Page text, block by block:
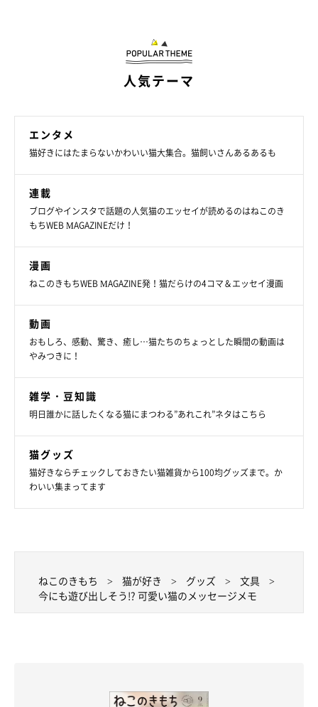
人気テーマ
エンタメ
猫好きにはたまらないかわいい猫大集合。猫飼いさんあるあるも
連載
ブログやインスタで話題の人気猫のエッセイが読めるのはねこのき
もちWEB MAGAZINEだけ！
漫画
ねこのきもちWEB MAGAZINE発！猫だらけの4コマ＆エッセイ漫画
動画
おもしろ、感動、驚き、癒し…猫たちのちょっとした瞬間の動画は
やみつきに！
雑学・豆知識
明日誰かに話したくなる猫にまつわる”あれこれ”ネタはこちら
猫グッズ
猫好きならチェックしておきたい猫雑貨から100均グッズまで。か
わいい集まってます
ねこのきもち 猫が好き グッズ
文具
今にも遊び出しそう!? 可愛い猫のメッセージメモ